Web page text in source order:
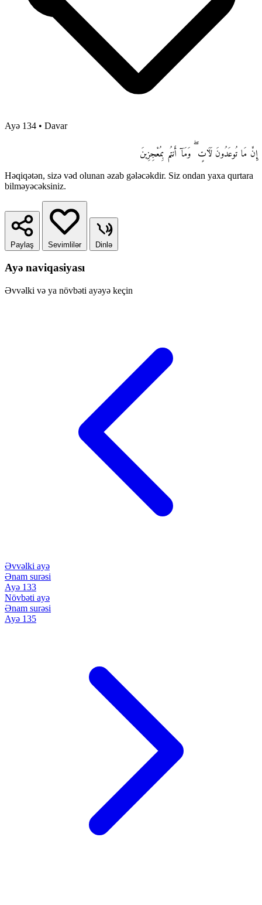
Ayə 134 • Davar
إِنَّ مَا تُوعَدُونَ لَـَٔاتٍ ۖ وَمَآ أَنتُم بِمُعْجِزِينَ
Həqiqətən, sizə vəd olunan əzab gələcəkdir. Siz ondan yaxa qurtara
bilməyəcəksiniz.
Paylaş Sevimlilər Dinlə
Ayə naviqasiyası
Əvvəlki və ya növbəti ayəyə keçin
Əvvəlki ayə
Ənam surəsi
Ayə 133
Növbəti ayə
Ənam surəsi
Ayə 135